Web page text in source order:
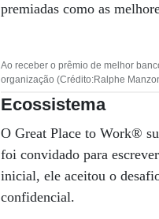
premiadas como as
Ao receber o prêmio de melhor
organização (Crédito:Ralphe
Ecossistema
O Great Place to Work®
foi convidado para
inicial, ele aceitou o
confidencial.